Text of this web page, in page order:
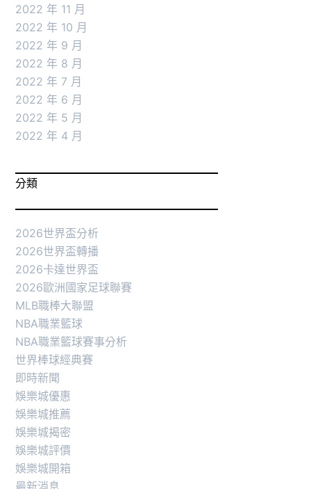
2022 年 11 月
2022 年 10 月
2022 年 9 月
2022 年 8 月
2022 年 7 月
2022 年 6 月
2022 年 5 月
2022 年 4 月
分類
2026世界盃分析
2026世界盃轉播
2026卡達世界盃
2026歐洲國家足球聯賽
MLB職棒大聯盟
NBA職業籃球
NBA職業籃球賽事分析
世界棒球經典賽
即時新聞
娛樂城優惠
娛樂城推薦
娛樂城揭密
娛樂城評價
娛樂城開箱
最新消息